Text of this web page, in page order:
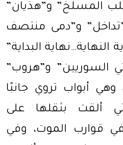
المسلخ” و”هذيان”
و”دمى منتصف
النهاية…نهاية البداية”
السوريين” و”هروب”
أبواب تروي جانبًا
ألقت بثقلها على
قوارب الموت، وفي